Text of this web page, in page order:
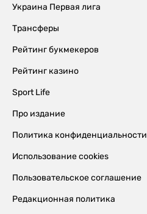
Украина Первая лига
Трансферы
Рейтинг букмекеров
Рейтинг казино
Sport Life
Про издание
Политика конфиденциальности
Использование cookies
Пользовательское соглашение
Редакционная политика